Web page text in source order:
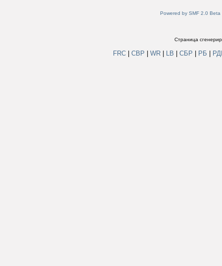
Powered by SMF 2.0 Beta
Страница
FRC СВР WR LB СБР РБ